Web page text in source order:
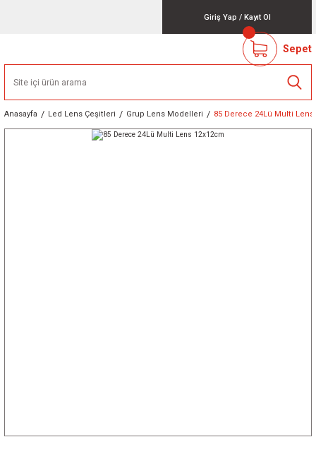
Giriş Yap / Kayıt Ol
Sepet
Anasayfa Led Lens Çeşitleri Grup Lens Modelleri 85 Derece 24Lü Multi Lens